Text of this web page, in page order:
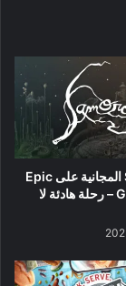
Samorost 2 المجانية على Epic
Games Store – رحلة هادئة لا